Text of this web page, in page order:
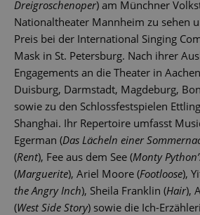
Dreigroschenoper) am Münchner
Nationaltheater Mannheim zu sehen
Preis bei der International Singing
Mask in St. Petersburg. Nach ihrer
Engagements an die Theater in
Duisburg, Darmstadt, Magdeburg,
sowie zu den Schlossfestspielen
Shanghai. Ihr Repertoire umfasst
Egerman (Das Lächeln einer
(Rent), Fee aus dem See (Monty
(Marguerite), Ariel Moore (Footloose),
the Angry Inch), Sheila Franklin (Hair),
(West Side Story) sowie die Ich-